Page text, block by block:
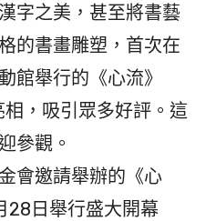
字之美，甚至將書藝
的書畫雕塑，首次在
館舉行的《心流》
，吸引眾多好評。這
參觀。
會邀請舉辦的《心
28日舉行盛大開幕